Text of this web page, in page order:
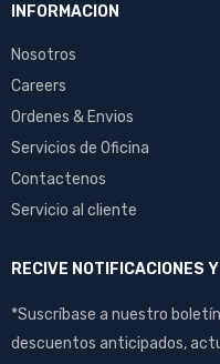
INFORMACION
Nosotros
Careers
Ordenes & Envios
Servicios de Oficina
Contactenos
Servicio al cliente
RECIVE NOTIFICACIONES
*Suscríbase a nuestro
descuentos anticipados,